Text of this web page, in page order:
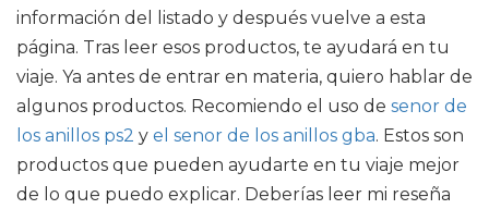
información del listado y después vuelve a esta
página. Tras leer esos productos, te ayudará en tu
viaje. Ya antes de entrar en materia, quiero hablar de
algunos productos. Recomiendo el uso de senor de
los anillos ps2 y el senor de los anillos gba. Estos son
productos que pueden ayudarte en tu viaje mejor
de lo que puedo explicar. Deberías leer mi reseña